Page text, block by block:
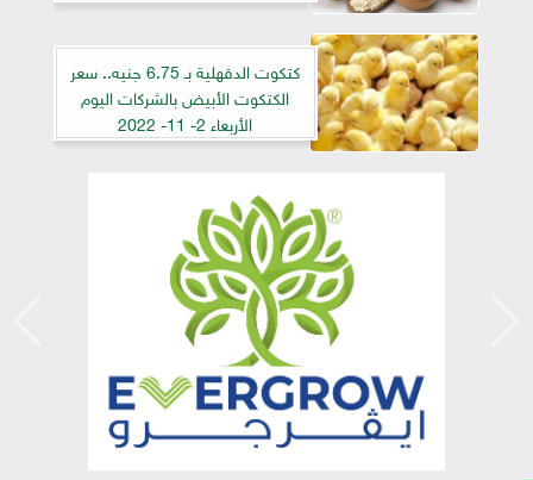
كتكوت الدقهلية بـ 6.75 جنيه.. سعر
الكتكوت الأبيض بالشركات اليوم
الأربعاء 2- 11- 2022